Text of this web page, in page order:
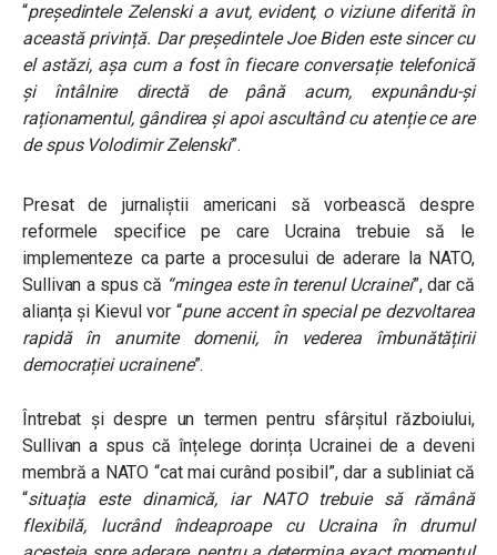
“președintele Zelenski a avut, evident, o viziune diferită în
această privință. Dar președintele Joe Biden este sincer cu
el astăzi, așa cum a fost în fiecare conversație telefonică
și întâlnire directă de până acum, expunându-și
raționamentul, gândirea și apoi ascultând cu atenție ce are
de spus Volodimir Zelenski”.
Presat de jurnaliștii americani să vorbească despre
reformele specifice pe care Ucraina trebuie să le
implementeze ca parte a procesului de aderare la NATO,
Sullivan a spus că “mingea este în terenul Ucrainei”, dar că
alianța și Kievul vor “pune accent în special pe dezvoltarea
rapidă în anumite domenii, în vederea îmbunătățirii
democrației ucrainene”.
Întrebat și despre un termen pentru sfârșitul războiului,
Sullivan a spus că înțelege dorința Ucrainei de a deveni
membră a NATO “cat mai curând posibil”, dar a subliniat că
“situația este dinamică, iar NATO trebuie să rămână
flexibilă, lucrând îndeaproape cu Ucraina în drumul